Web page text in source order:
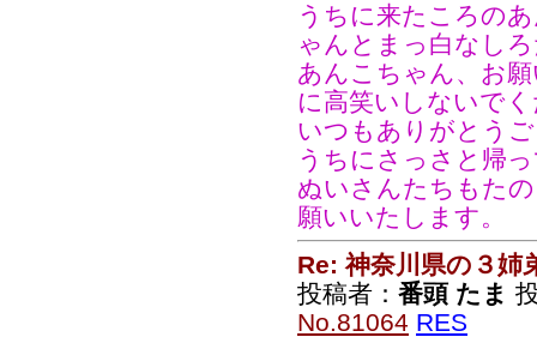
うちに来たころの
ゃんとまっ白なし
あんこちゃん、お
に高笑いしないで
いつもありがとう
うちにさっさと帰
ぬいさんたちもた
願いいたします。
Re: 神奈川県の３姉
投稿者： 番頭 たま
No.81064 RES